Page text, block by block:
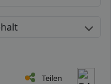
Teilen